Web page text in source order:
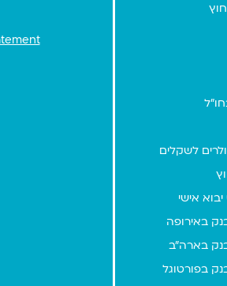
לשקלים
אישי
באירופה
בארה"ב
בפורטוגל